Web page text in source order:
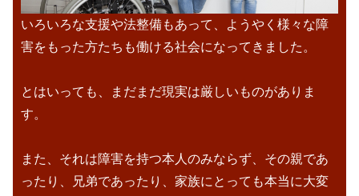
いろいろな支援や法整備もあって、ようやく様々な障
害をもった方たちも働ける社会になってきました。
とはいっても、まだまだ現実は厳しいものがありま
す。
また、それは障害を持つ本人のみならず、その親であ
ったり、兄弟であったり、家族にとっても本当に大変